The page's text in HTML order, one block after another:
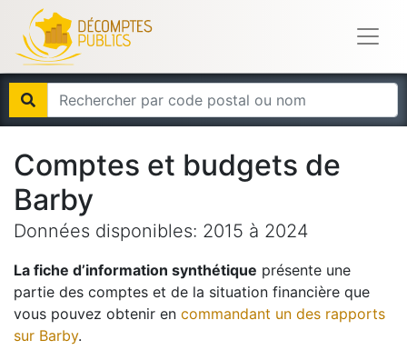
Comptes et budgets de
Barby
Données disponibles: 2015 à 2024
La fiche d’information synthétique présente une
partie des comptes et de la situation financière que
vous pouvez obtenir en commandant un des rapports
sur Barby.